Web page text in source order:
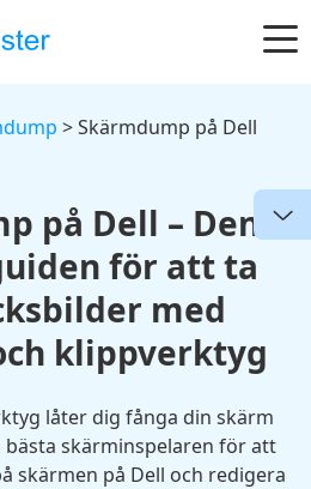
> Skärmdump på Dell
på Dell – Den
för att ta
med
klippverktyg
låter dig fånga din skärm
bästa skärminspelaren för att
skärmen på Dell och redigera